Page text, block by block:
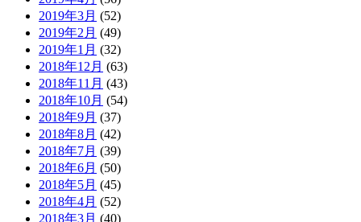
2019年3月 (52)
2019年2月 (49)
2019年1月 (32)
2018年12月 (63)
2018年11月 (43)
2018年10月 (54)
2018年9月 (37)
2018年8月 (42)
2018年7月 (39)
2018年6月 (50)
2018年5月 (45)
2018年4月 (52)
2018年3月 (40)